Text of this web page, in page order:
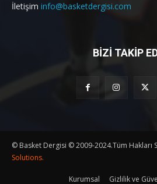
İletişim info@basketdergisi.com
BİZİ TAKİP
© Basket Dergisi © 2009-2024.Tüm Hakları
Solutions.
Kurumsal Gizlilik ve